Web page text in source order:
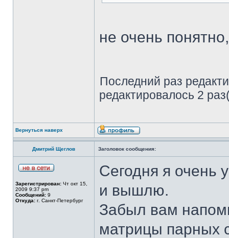
не очень
Последний раз
редактировалось 2
Вернуться наверх
Дмитрий Щеглов Заголовок сообщения:
Зарегистрирован: Чт окт 15,
2009 9:37 pm
Сообщений: 9
Откуда: г. Санкт-Петербург
Сегодня я очень
и вышлю.
Забыл вам
матрицы парных